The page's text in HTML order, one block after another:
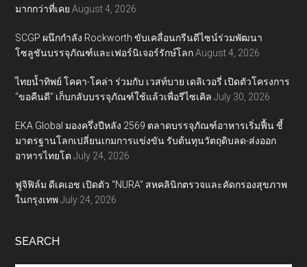
มากกว่าที่เคย August 4, 2026
SCGP ผนึกกำลัง Rockworth ขับเคลื่อนกรีนดีไซน์ร่วมพัฒนา
โซลูชันบรรจุภัณฑ์และเฟอร์นิเจอร์รักษ์โลก August 4, 2026
ไทยน้ำทิพย์ โคคา-โคล่า ร่วมกับ เวสท์บาย เดลิเวอรี่ เปิดตัวโครงการ
“ขอคืนดี” เก็บกลับบรรจุภัณฑ์ใช้แล้วเพื่อรีไซเคิล July 30, 2026
EKA Global มองครึ่งปีหลัง 2569 ตลาดบรรจุภัณฑ์อาหารเริ่มฟื้น ชี้
มาตรฐานโลกเปลี่ยนเกมการแข่งขัน รับต้นทุนวัตถุดิบลด-ส่งออก
อาหารไทยโต July 24, 2026
ฟูจิฟิล์ม ดีเคเอช เปิดตัว “NURA” สหคลินิกตรวจและคัดกรองสุขภาพ
ในกรุงเทพ July 24, 2026
SEARCH